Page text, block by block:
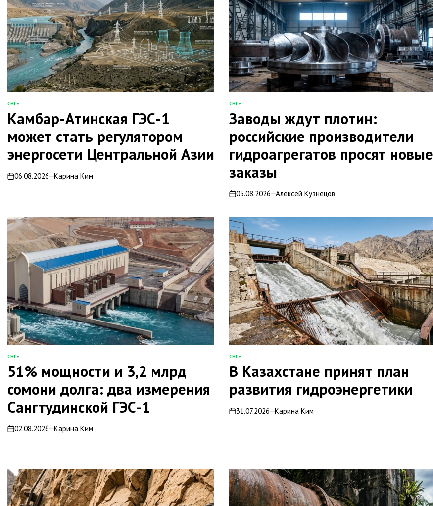
ОПУБЛИКОВАНО
В
СНГ+
Камбар-Атинская ГЭС-1
может стать регулятором
энергосети Центральной Азии
on06.08.2026 Карина Ким
ОПУБЛИКОВАНО
В
СНГ+
Заводы ждут плотин:
российские производители
гидроагрегатов просят новые
заказы
on05.08.2026 Алексей Кузнецов
ОПУБЛИКОВАНО
В
СНГ+
51% мощности и 3,2 млрд
сомони долга: два измерения
Сангтудинской ГЭС-1
on02.08.2026 Карина Ким
ОПУБЛИКОВАНО
В
СНГ+
В Казахстане принят план
развития гидроэнергетики
on31.07.2026 Карина Ким